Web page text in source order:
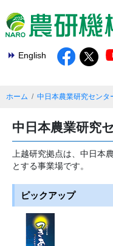
English
ホーム 中日本農業研究センタ
中日本農業研究
上越研究拠点は、中日本
とする事業場です。
ピックアップ